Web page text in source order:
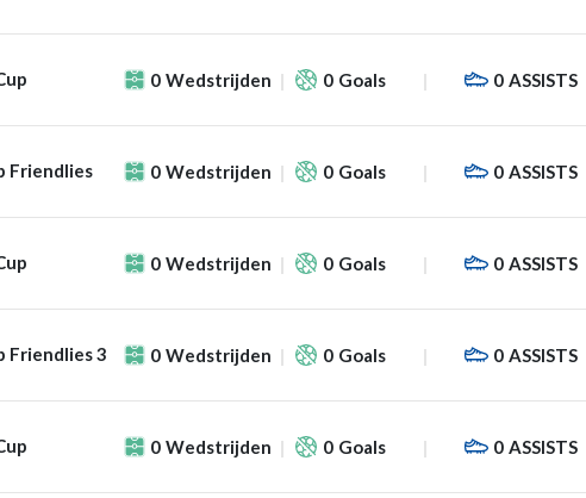
0 Wedstrijden 0 Goals 0 ASSISTS
Friendlies 0 Wedstrijden 0 Goals 0 ASSISTS
0 Wedstrijden 0 Goals 0 ASSISTS
Friendlies 3 0 Wedstrijden 0 Goals 0 ASSISTS
0 Wedstrijden 0 Goals 0 ASSISTS